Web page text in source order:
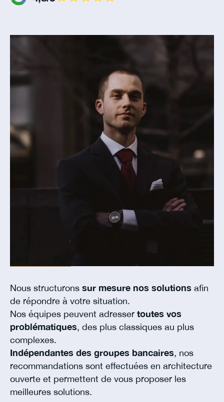
Nous structurons sur mesure nos solutions afin
de répondre à votre situation.
Nos équipes peuvent adresser toutes vos
problématiques, des plus classiques au plus
complexes.
Indépendantes des groupes bancaires, nos
recommandations sont effectuées en architecture
ouverte et permettent de vous proposer les
meilleures solutions.